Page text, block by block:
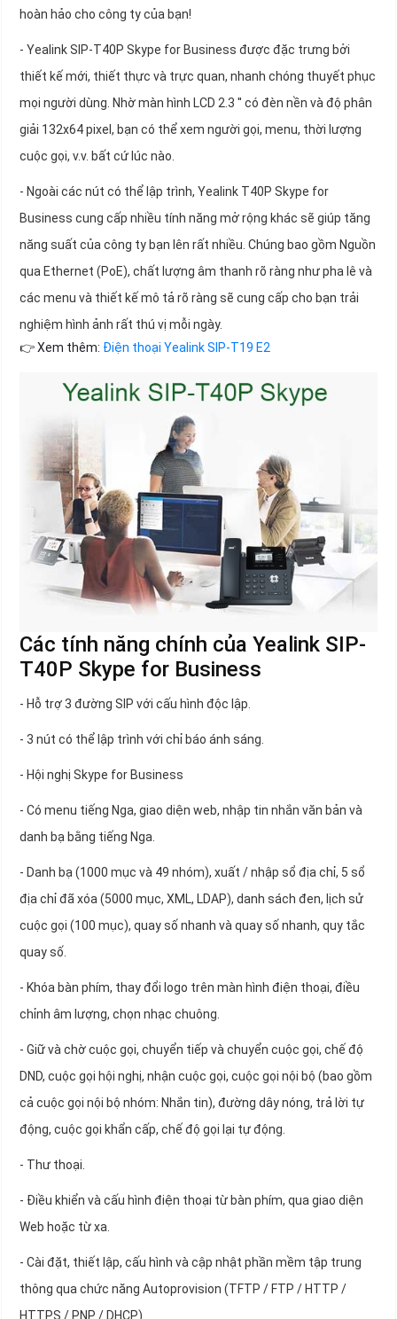
hoàn hảo cho công ty của bạn!
- Yealink SIP-T40P Skype for Business được đặc trưng bởi
thiết kế mới, thiết thực và trực quan, nhanh chóng thuyết phục
mọi người dùng. Nhờ màn hình LCD 2.3 '' có đèn nền và độ phân
giải 132x64 pixel, bạn có thể xem người gọi, menu, thời lượng
cuộc gọi, v.v. bất cứ lúc nào.
- Ngoài các nút có thể lập trình, Yealink T40P Skype for
Business cung cấp nhiều tính năng mở rộng khác sẽ giúp tăng
năng suất của công ty bạn lên rất nhiều. Chúng bao gồm Nguồn
qua Ethernet (PoE), chất lượng âm thanh rõ ràng như pha lê và
các menu và thiết kế mô tả rõ ràng sẽ cung cấp cho bạn trải
nghiệm hình ảnh rất thú vị mỗi ngày.
👉 Xem thêm: Điện thoại Yealink SIP-T19 E2
Các tính năng chính của Yealink SIP-
T40P Skype for Business
- Hỗ trợ 3 đường SIP với cấu hình độc lập.
- 3 nút có thể lập trình với chỉ báo ánh sáng.
- Hội nghị Skype for Business
- Có menu tiếng Nga, giao diện web, nhập tin nhắn văn bản và
danh bạ bằng tiếng Nga.
- Danh bạ (1000 mục và 49 nhóm), xuất / nhập sổ địa chỉ, 5 sổ
địa chỉ đã xóa (5000 mục, XML, LDAP), danh sách đen, lịch sử
cuộc gọi (100 mục), quay số nhanh và quay số nhanh, quy tắc
quay số.
- Khóa bàn phím, thay đổi logo trên màn hình điện thoại, điều
chỉnh âm lượng, chọn nhạc chuông.
- Giữ và chờ cuộc gọi, chuyển tiếp và chuyển cuộc gọi, chế độ
DND, cuộc gọi hội nghị, nhận cuộc gọi, cuộc gọi nội bộ (bao gồm
cả cuộc gọi nội bộ nhóm: Nhắn tin), đường dây nóng, trả lời tự
động, cuộc gọi khẩn cấp, chế độ gọi lại tự động.
- Thư thoại.
- Điều khiển và cấu hình điện thoại từ bàn phím, qua giao diện
Web hoặc từ xa.
- Cài đặt, thiết lập, cấu hình và cập nhật phần mềm tập trung
thông qua chức năng Autoprovision (TFTP / FTP / HTTP /
HTTPS / PNP / DHCP).